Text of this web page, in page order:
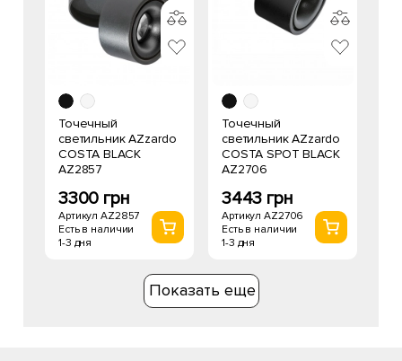
Точечный
светильник AZzardo
COSTA BLACK
AZ2857
3300 грн
Артикул AZ2857
Есть в наличии
1-3 дня
Точечный
светильник AZzardo
COSTA SPOT BLACK
AZ2706
3443 грн
Артикул AZ2706
Есть в наличии
1-3 дня
Показать еще